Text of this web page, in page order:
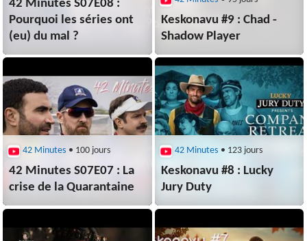
42 Minutes S07E08 :
Pourquoi les séries ont
(eu) du mal ?
Keskonavu #9 : Chad -
Shadow Player
42 Minutes • 100 jours
42 Minutes S07E07 : La
crise de la Quarantaine
42 Minutes • 123 jours
Keskonavu #8 : Lucky
Jury Duty